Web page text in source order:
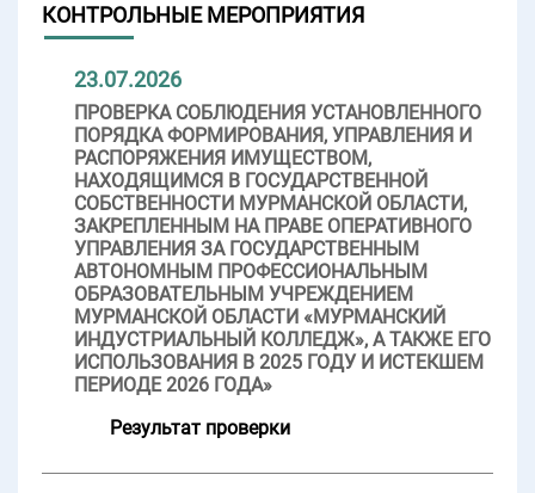
КОНТРОЛЬНЫЕ МЕРОПРИЯТИЯ
23.07.2026
ПРОВЕРКА СОБЛЮДЕНИЯ УСТАНОВЛЕННОГО
ПОРЯДКА ФОРМИРОВАНИЯ, УПРАВЛЕНИЯ И
РАСПОРЯЖЕНИЯ ИМУЩЕСТВОМ,
НАХОДЯЩИМСЯ В ГОСУДАРСТВЕННОЙ
СОБСТВЕННОСТИ МУРМАНСКОЙ ОБЛАСТИ,
ЗАКРЕПЛЕННЫМ НА ПРАВЕ ОПЕРАТИВНОГО
УПРАВЛЕНИЯ ЗА ГОСУДАРСТВЕННЫМ
АВТОНОМНЫМ ПРОФЕССИОНАЛЬНЫМ
ОБРАЗОВАТЕЛЬНЫМ УЧРЕЖДЕНИЕМ
МУРМАНСКОЙ ОБЛАСТИ «МУРМАНСКИЙ
ИНДУСТРИАЛЬНЫЙ КОЛЛЕДЖ», А ТАКЖЕ ЕГО
ИСПОЛЬЗОВАНИЯ В 2025 ГОДУ И ИСТЕКШЕМ
ПЕРИОДЕ 2026 ГОДА»
Результат проверки